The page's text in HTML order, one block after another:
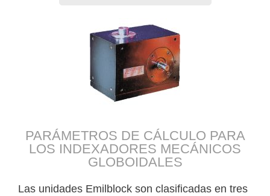
PARÁMETROS DE CÁLCULO PARA
LOS INDEXADORES MECÁNICOS
GLOBOIDALES
Las unidades Emilblock son clasificadas en tres